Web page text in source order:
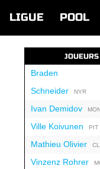
LIGUE POOL
Braden
SchneiderNYR
Ivan Demidov
Ville Koivunen PIT
Mathieu Olivier
Vinzenz Rohrer